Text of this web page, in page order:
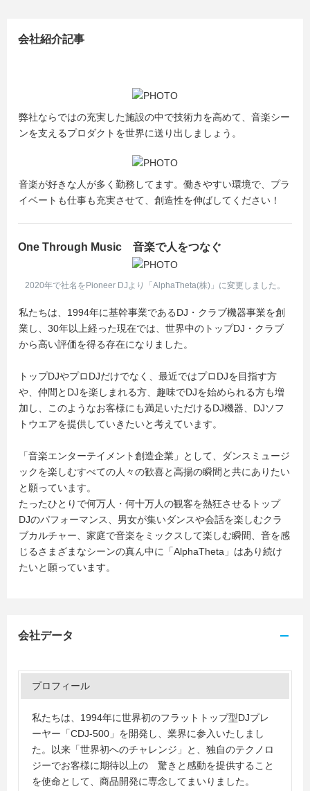
会社紹介記事
弊社ならではの充実した施設の中で技術力を高めて、音楽シー
ンを支えるプロダクトを世界に送り出しましょう。
音楽が好きな人が多く勤務してます。働きやすい環境で、プラ
イベートも仕事も充実させて、創造性を伸ばしてください！
One Through Music 音楽で人をつなぐ
2020年で社名をPioneer DJより「AlphaTheta(株)」に変更しました。
私たちは、1994年に基幹事業であるDJ・クラブ機器事業を創
業し、30年以上経った現在では、世界中のトップDJ・クラブ
から高い評価を得る存在になりました。
トップDJやプロDJだけでなく、最近ではプロDJを目指す方
や、仲間とDJを楽しまれる方、趣味でDJを始められる方も増
加し、このようなお客様にも満足いただけるDJ機器、DJソフ
トウエアを提供していきたいと考えています。
「音楽エンターテイメント創造企業」として、ダンスミュージ
ックを楽しむすべての人々の歓喜と高揚の瞬間と共にありたい
と願っています。
たったひとりで何万人・何十万人の観客を熱狂させるトップ
DJのパフォーマンス、男女が集いダンスや会話を楽しむクラ
ブカルチャー、家庭で音楽をミックスして楽しむ瞬間、音を感
じるさまざまなシーンの真ん中に「AlphaTheta」はあり続け
たいと願っています。
会社データ
プロフィール
私たちは、1994年に世界初のフラットトップ型DJプレ
ーヤー「CDJ-500」を開発し、業界に参入いたしまし
た。以来「世界初へのチャレンジ」と、独自のテクノロ
ジーでお客様に期待以上の 驚きと感動を提供すること
を使命として、商品開発に専念してまいりました。